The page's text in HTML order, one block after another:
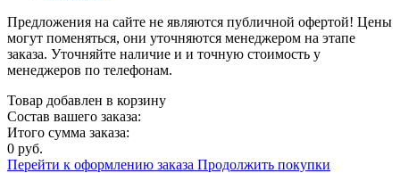
Предложения на сайте не являются публичной офертой! Цены
могут поменяться, они уточняются менеджером на этапе
заказа. Уточняйте наличие и и точную стоимость у
менеджеров по телефонам.
Товар добавлен в корзину
Состав вашего заказа:
Итого сумма заказа:
0 руб.
Перейти к оформлению заказа Продолжить покупки